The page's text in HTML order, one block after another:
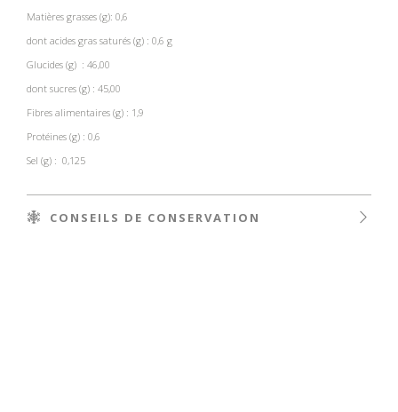
Matières grasses (g): 0,6
dont acides gras saturés (g) : 0,6 g
Glucides (g) : 46,00
dont sucres (g) : 45,00
Fibres alimentaires (g) : 1,9
Protéines (g) : 0,6
Sel (g) : 0,125
CONSEILS DE CONSERVATION